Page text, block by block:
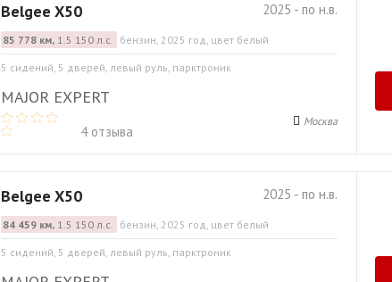
2025 - по н.в.
Belgee X50
85 778 км,1.5 150 л.с. бензин, 2025 год, цвет белый
5 сидений, 5 дверей, левый руль, парктроник
MAJOR EXPERT
4 отзыва
Москва
2025 - по н.в.
Belgee X50
84 459 км,1.5 150 л.с. бензин, 2025 год, цвет белый
5 сидений, 5 дверей, левый руль, парктроник